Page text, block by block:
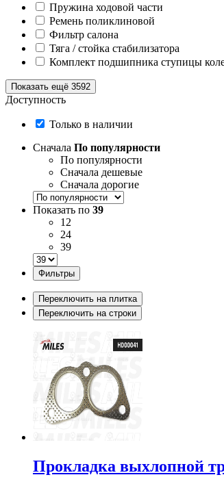
Пружина ходовой части
Ремень поликлиновой
Фильтр салона
Тяга / стойка стабилизатора
Комплект подшипника ступицы
Показать ещё 3592
Доступность
Только в наличии
Сначала По популярности
По популярности
Сначала дешевые
Сначала дорогие
Показать по 39
12
24
39
Фильтры
Переключить на плитка
Переключить на строки
Прокладка выхлопной